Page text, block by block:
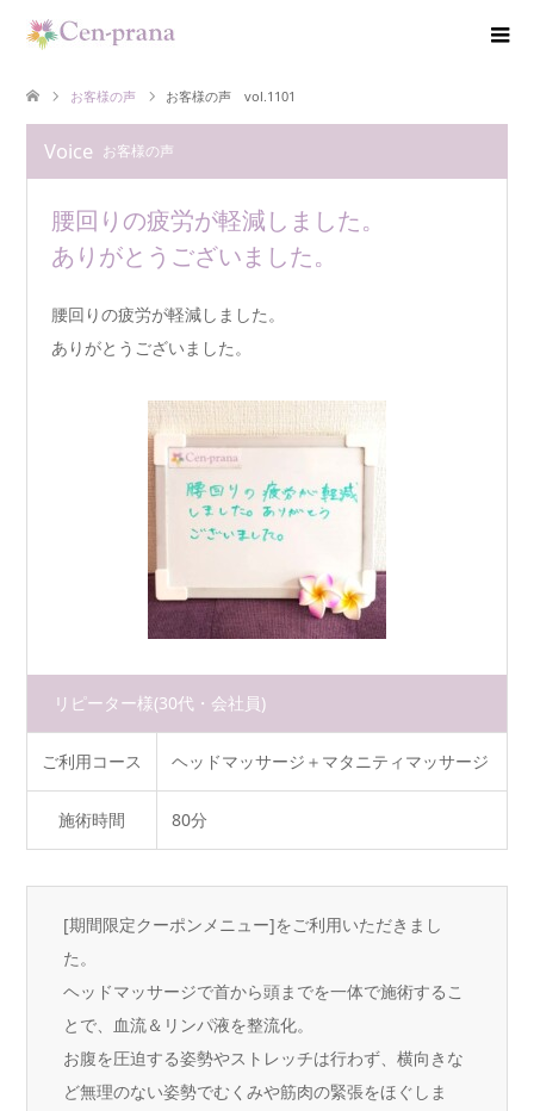
お客様の声 お客様の声 vol.1101
Voice お客様の声
腰回りの疲労が軽減しました。
ありがとうございました。
腰回りの疲労が軽減しました。
ありがとうございました。
リピーター様(30代・会社員)
ご利用コース ヘッドマッサージ＋マタニティマッサージ
施術時間 80分
[期間限定クーポンメニュー]をご利用いただきまし
た。
ヘッドマッサージで首から頭までを一体で施術するこ
とで、血流＆リンパ液を整流化。
お腹を圧迫する姿勢やストレッチは行わず、横向きな
ど無理のない姿勢でむくみや筋肉の緊張をほぐしま